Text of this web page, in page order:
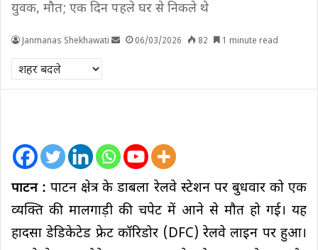
युवक, मौत; एक दिन पहले घर से निकले थे
Janmanas Shekhawati 06/03/2026 82 1 minute read
पाटन : पाटन क्षेत्र के डाबला रेलवे स्टेशन पर बुधवार को एक
व्यक्ति की मालगाड़ी की चपेट में आने से मौत हो गई। यह
हादसा डेडिकेटेड फ्रेट कॉरिडोर (DFC) रेलवे लाइन पर हुआ।